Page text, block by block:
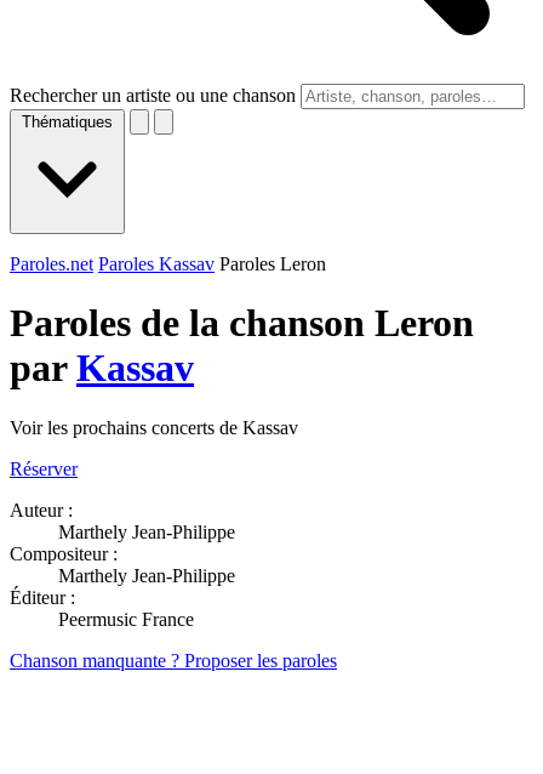
Rechercher un artiste ou une chanson
Thématiques
Paroles.net Paroles Kassav Paroles Leron
Paroles de la chanson Leron
parKassav
Voir les prochains concerts de Kassav
Réserver
Auteur :
Marthely Jean-Philippe
Compositeur :
Marthely Jean-Philippe
Éditeur :
Peermusic France
Chanson manquante ? Proposer les paroles